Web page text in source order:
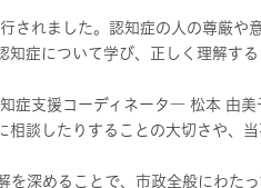
れました。認知症の人の尊厳や
症について学び、正しく理解す
症支援コーディネータ― 松本 由
談したりすることの大切さや、
深めることで、市政全般にわた